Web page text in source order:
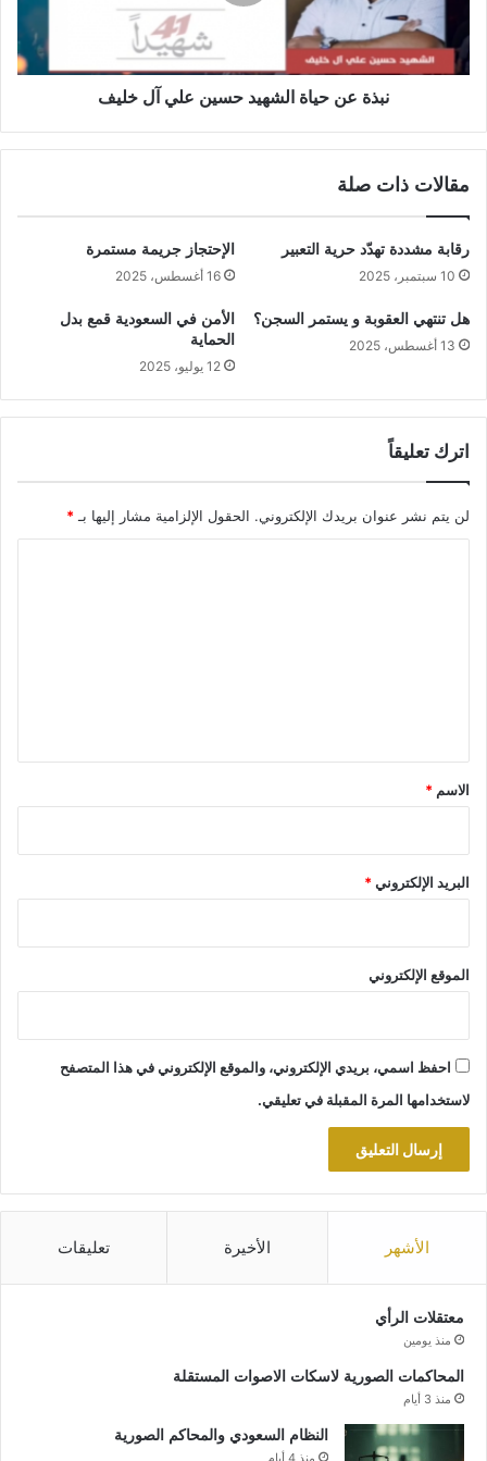
نبذة عن حياة الشهيد حسين علي آل خليف
مقالات ذات صلة
رقابة مشددة تهدّد حرية التعبير
10 سبتمبر، 2025
الإحتجاز جريمة مستمرة
16 أغسطس، 2025
هل تنتهي العقوبة و يستمر السجن؟
13 أغسطس، 2025
الأمن في السعودية قمع بدل
الحماية
12 يوليو، 2025
اترك تعليقاً
لن يتم نشر عنوان بريدك الإلكتروني. الحقول الإلزامية مشار إليها بـ *
*
الاسم *
البريد الإلكتروني*
الموقع الإلكتروني
احفظ اسمي، بريدي الإلكتروني، والموقع الإلكتروني في هذا المتصفح
لاستخدامها المرة المقبلة في تعليقي.
الأشهر الأخيرة تعليقات
معتقلات الرأي
منذ يومين
المحاكمات الصورية لاسكات الاصوات المستقلة
منذ 3 أيام
النظام السعودي والمحاكم الصورية
منذ 4 أيام